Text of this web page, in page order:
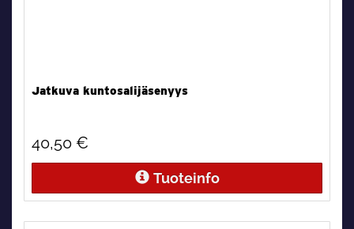
Jatkuva kuntosalijäsenyys
40,50 €
Tuoteinfo